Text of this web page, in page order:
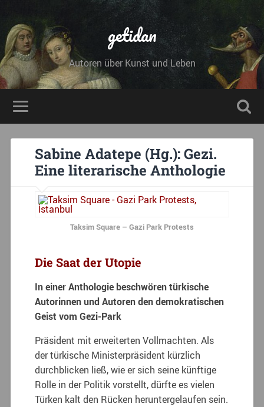
getidan
Autoren über Kunst und Leben
Sabine Adatepe (Hg.): Gezi.
Eine literarische Anthologie
Taksim Square – Gazi Park Protests
Die Saat der Utopie
In einer Anthologie beschwören türkische
Autorinnen und Autoren den demokratischen
Geist vom Gezi-Park
Präsident mit erweiterten Vollmachten. Als
der türkische Ministerpräsident kürzlich
durchblicken ließ, wie er sich seine künftige
Rolle in der Politik vorstellt, dürfte es vielen
Türken kalt den Rücken heruntergelaufen sein.